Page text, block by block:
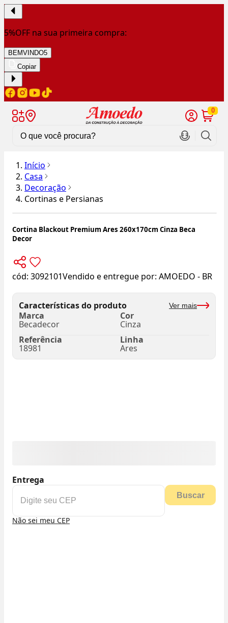
5%OFF na sua primeira compra:
BEMVINDO5
Copiar
0
Início
Casa
Decoração
Cortinas e Persianas
Cortina Blackout Premium Ares 260x170cm Cinza Beca
Decor
cód: 3092101Vendido e entregue por: AMOEDO - BR
Características do produto Ver mais
Marca
Becadecor
Cor
Cinza
Referência
18981
Linha
Ares
Entrega
Buscar
Não sei meu CEP